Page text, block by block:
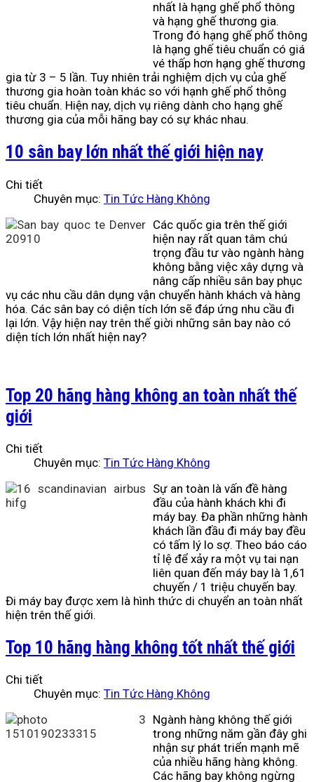
nhất là hạng ghế phổ thông
và hạng ghế thương gia.
Trong đó hạng ghế phổ thông
là hạng ghế tiêu chuẩn có giá
vé thấp hơn hạng ghế thương
gia từ 3 – 5 lần. Tuy nhiên trải nghiệm dịch vụ của ghế
thương gia hoàn toàn khác so với hạnh ghế phổ thông
tiêu chuẩn. Hiện nay, dịch vụ riêng dành cho hạng ghế
thương gia của mỗi hãng bay có sự khác nhau.
10 sân bay lớn nhất thế giới hiện nay
Chi tiết
Chuyên mục: Tin Tức Hàng Không
Các quốc gia trên thế giới
hiện nay rất quan tâm chú
trọng đầu tư vào ngành hàng
không bằng việc xây dựng và
nâng cấp nhiều sân bay phục
vụ các nhu cầu dân dụng vận chuyển hành khách và hàng
hóa. Các sân bay có diện tích lớn sẽ đáp ứng nhu cầu đi
lại lớn. Vậy hiện nay trên thế giời những sân bay nào có
diện tích lớn nhất hiện nay?
Top 20 hãng hàng không an toàn nhất thế
giới
Chi tiết
Chuyên mục: Tin Tức Hàng Không
Sự an toàn là vấn đề hàng
đầu của hành khách khi đi
máy bay. Đa phần những hành
khách lần đầu đi máy bay đều
có tấm lý lo sợ. Theo báo cáo
tỉ lệ để xảy ra một vụ tai nạn
liên quan đến máy bay là 1,61
chuyến / 1 triệu chuyến bay.
Đi máy bay được xem là hình thức di chuyển an toàn nhất
hiện trên thế giới.
Top 10 hãng hàng không tốt nhất thế giới
Chi tiết
Chuyên mục: Tin Tức Hàng Không
Ngành hàng không thế giới
trong những năm gần đây ghi
nhận sự phát triển mạnh mẽ
của nhiều hãng hàng không.
Các hãng bay không ngừng